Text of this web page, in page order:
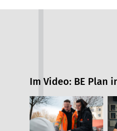
Im Video: BE Plan